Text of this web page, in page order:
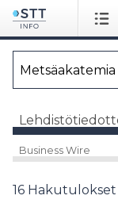
Business Wire
16 Hakutulokset